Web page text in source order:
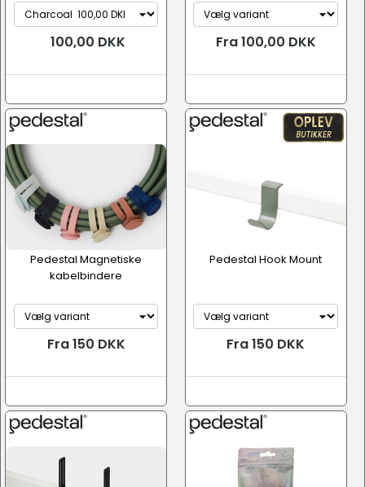
100,00 DKK Fra 100,00 DKK
Pedestal Magnetiske
kabelbindere
Fra 150 DKK
Pedestal Hook Mount
Fra 150 DKK